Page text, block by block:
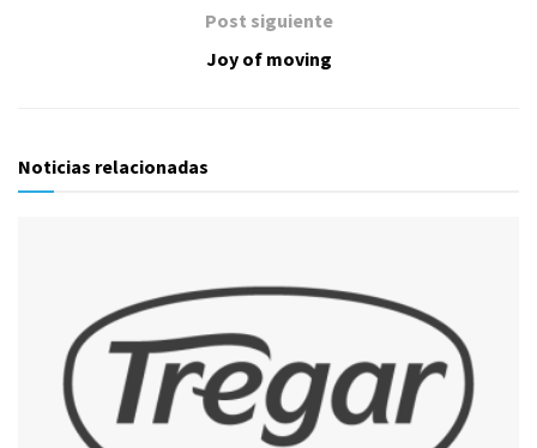
Post siguiente
Joy of moving
Noticias relacionadas